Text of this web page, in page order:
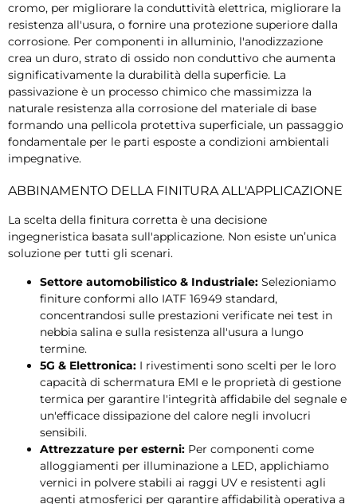
cromo, per migliorare la conduttività elettrica, migliorare la
resistenza all'usura, o fornire una protezione superiore dalla
corrosione. Per componenti in alluminio, l'anodizzazione
crea un duro, strato di ossido non conduttivo che aumenta
significativamente la durabilità della superficie. La
passivazione è un processo chimico che massimizza la
naturale resistenza alla corrosione del materiale di base
formando una pellicola protettiva superficiale, un passaggio
fondamentale per le parti esposte a condizioni ambientali
impegnative.
ABBINAMENTO DELLA FINITURA ALL'APPLICAZIONE
La scelta della finitura corretta è una decisione
ingegneristica basata sull'applicazione. Non esiste un’unica
soluzione per tutti gli scenari.
Settore automobilistico & Industriale: Selezioniamo
finiture conformi allo IATF 16949 standard,
concentrandosi sulle prestazioni verificate nei test in
nebbia salina e sulla resistenza all'usura a lungo
termine.
5G & Elettronica: I rivestimenti sono scelti per le loro
capacità di schermatura EMI e le proprietà di gestione
termica per garantire l'integrità affidabile del segnale e
un'efficace dissipazione del calore negli involucri
sensibili.
Attrezzature per esterni: Per componenti come
alloggiamenti per illuminazione a LED, applichiamo
vernici in polvere stabili ai raggi UV e resistenti agli
agenti atmosferici per garantire affidabilità operativa a